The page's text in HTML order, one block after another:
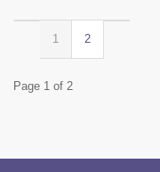
1 2
Page 1 of 2